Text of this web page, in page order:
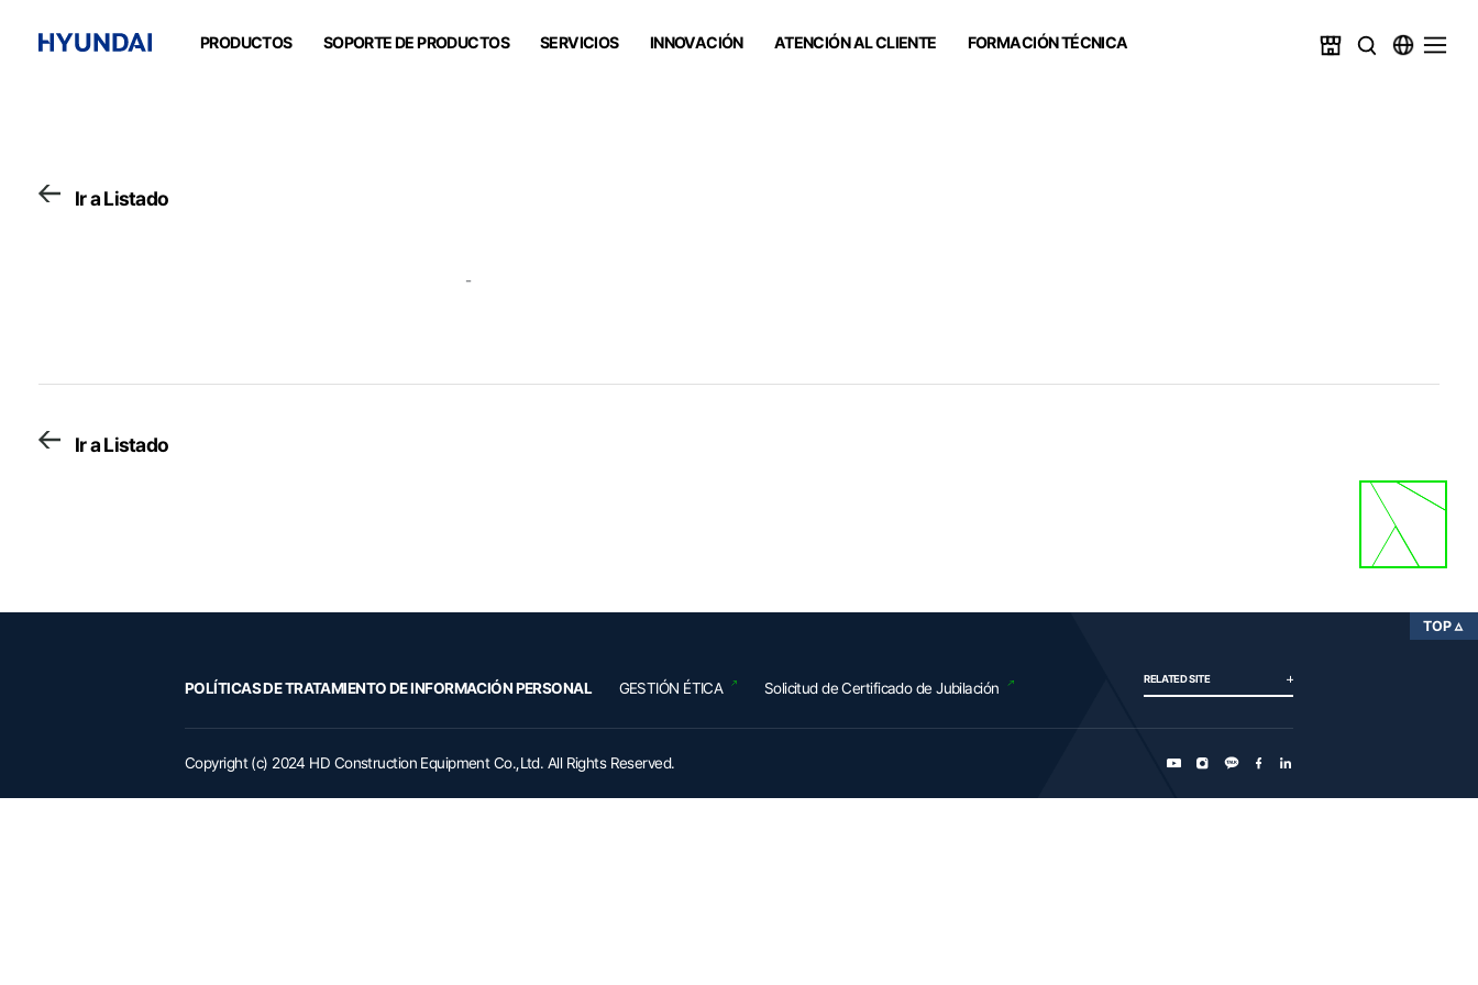
PRODUCTOS SOPORTE DE PRODUCTOS SERVICIOS INNOVACIÓN ATENCIÓN AL CLIENTE FORMACIÓN TÉCNICA
Ir a Listado
-
Ir a Listado
POLÍTICAS DE TRATAMIENTO DE INFORMACIÓN PERSONAL GESTIÓN ÉTICA Solicitud de Certificadode Jubilación
RELATED SITE
Copyright (c) 2024 HD Construction Equipment Co.,Ltd. All Rights Reserved.
TOP